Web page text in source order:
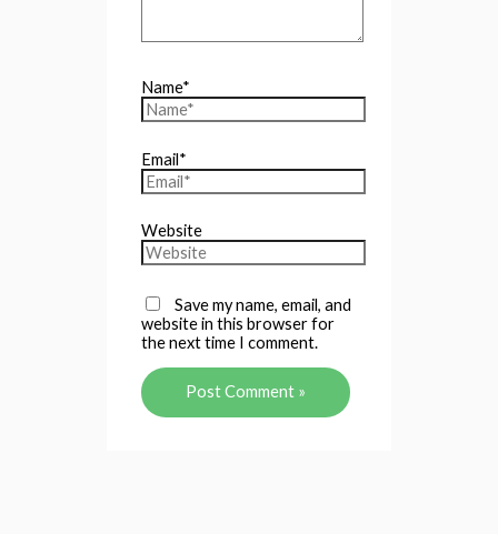
Name*
Email*
Website
Save my name, email, and
website in this browser for
the next time I comment.